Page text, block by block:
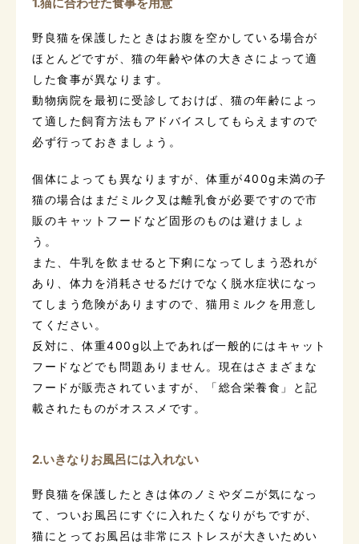
野良猫を保護したときはお腹を空かしている場合が
ほとんどですが、猫の年齢や体の大きさによって適
した食事が異なります。
動物病院を最初に受診しておけば、猫の年齢によっ
て適した飼育方法もアドバイスしてもらえますので
必ず行っておきましょう。
個体によっても異なりますが、体重が400g未満の子
猫の場合はまだミルク叉は離乳食が必要ですので市
販のキャットフードなど固形のものは避けましょ
う。
また、牛乳を飲ませると下痢になってしまう恐れが
あり、体力を消耗させるだけでなく脱水症状になっ
てしまう危険がありますので、猫用ミルクを用意し
てください。
反対に、体重400g以上であれば一般的にはキャット
フードなどでも問題ありません。現在はさまざまな
フードが販売されていますが、「総合栄養食」と記
載されたものがオススメです。
2.いきなりお風呂には入れない
野良猫を保護したときは体のノミやダニが気になっ
て、ついお風呂にすぐに入れたくなりがちですが、
猫にとってお風呂は非常にストレスが大きいためい